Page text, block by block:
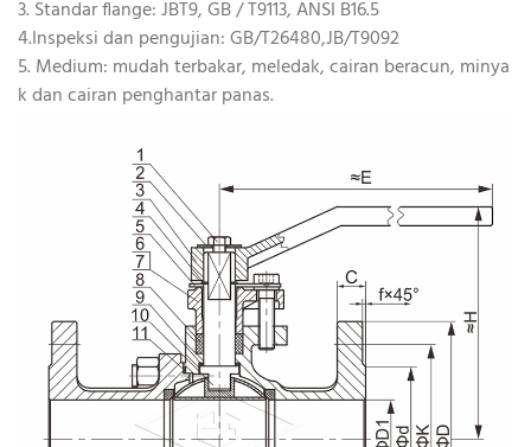
3. Standar flange: JBT9, GB / T9113, ANSI B16.5
4.Inspeksi dan pengujian: GB/T26480,JB/T9092
5. Medium: mudah terbakar, meledak, cairan beracun, minya
k dan cairan penghantar panas.